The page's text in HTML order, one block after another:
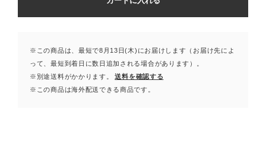
※この商品は、最短で8月13日(木)にお届けします（お届け先によ
って、最短到着日に数日追加される場合があります）。
※別途送料がかかります。
送料を確認する
※この商品は海外配送できる商品です。